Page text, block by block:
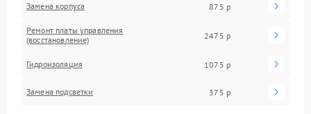
Замена корпуса 875 р
Ремонт платы управления
(восстановление)
2475 р
Гидроизоляция 1075 р
Замена подсветки 375 р